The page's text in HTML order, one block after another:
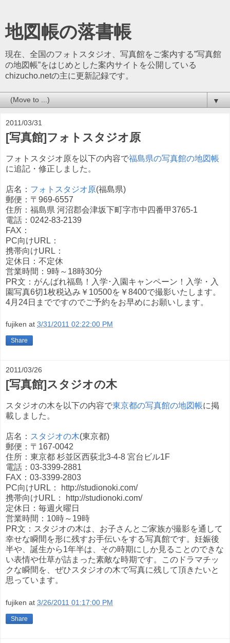
地図帳の落書帳
現在、全国のフォトスタジオ、写真館をご案内する”写真館
の地図帳”をはじめとした案内サイトを公開している
chizucho.netの主に更新記録です。
▼
2011/03/31
[写真館]フォトスタジオ原
フォトスタジオ原を以下の内容で福島県の写真館の地図帳
に追記・修正しました。
店名： フォトスタジオ原(福島県)
郵便：〒969-6557
住所：福島県 河沼郡会津坂下町字市中四番甲3765-1
電話：0242-83-2139
FAX：
PC向けURL：
携帯向けURL：
定休日：不定休
営業時間：9時～18時30分
PR文：がんばれ福島！入学･入園キャンペーン！入学・入
園写真6切1枚税込み￥10500を￥8400で撮影いたします。
4月24日までですのでご予約をお早めにお願いします。
fujiken at 3/31/2011 02:22:00 PM
Share
2011/03/26
[写真館]スタジオの木
スタジオの木を以下の内容で東京都の写真館の地図帳に掲
載しました。
店名： スタジオの木(東京都)
郵便：〒167-0042
住所：東京都 杉並区西荻北3-4-8 宮台ビル1F
電話：03-3399-2881
FAX：03-3399-2803
PC向けURL： http://studionoki.com/
携帯向けURL： http://studionoki.com/
定休日：毎週火曜日
営業時間：10時～19時
PR文：スタジオの木は、お子さんとご家族が撮影を通して
幸せな瞬間を形に残すお手伝いをする写真館です。妊娠後
半や、誕生から1年半は、その時期にしか見ることのできな
い表情や仕草が詰まった素敵な時期です。このドラマチッ
クな瞬間を、ぜひスタジオの木で写真に残して頂きたいと
思っています。
fujiken at 3/26/2011 01:17:00 PM
Share